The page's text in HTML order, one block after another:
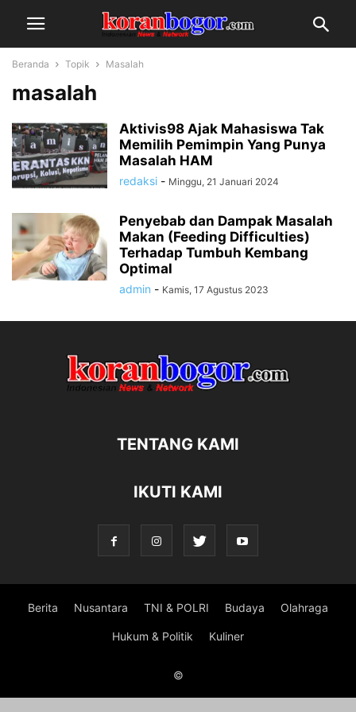
Beranda Topik Masalah
masalah
Aktivis98 Ajak Mahasiswa Tak
Memilih Pemimpin Yang Punya
Masalah HAM
redaksi - Minggu, 21 Januari 2024
Penyebab dan Dampak Masalah
Makan (Feeding Difficulties)
Terhadap Tumbuh Kembang
Optimal
admin - Kamis, 17 Agustus 2023
TENTANG KAMI
IKUTI KAMI
Berita Nusantara TNI & POLRI Budaya Olahraga
Hukum & Politik Kuliner
©